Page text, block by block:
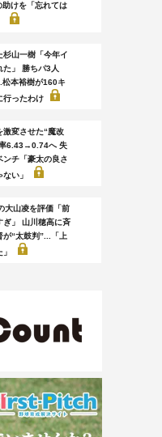
助けを「忘れては
杉山一樹「今年イ
た」 勝ちパ3人
松本裕樹が160キ
行ったわけ
激変させた“魔改
6.43→0.74へ 失
ンチ「豪太の良さ
ない」
大山凌を評価「前
ぎ」 山川穂高に斉
が“太鼓判”...「上
」